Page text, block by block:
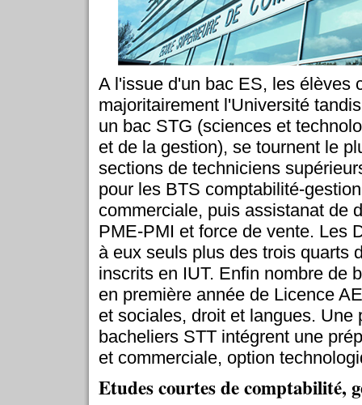
A l'issue d'un bac ES, les élèves
majoritairement l'Université
un bac STG (sciences et
et de la gestion), se tournent le
sections de techniciens
pour les BTS comptabilité-
commerciale, puis assistanat de
PME-PMI et force de vente. Les
à eux seuls plus des trois quarts
inscrits en IUT. Enfin nombre de
en première année de Licence
et sociales, droit et langues. Une
bacheliers STT intégrent une
et commerciale, option
Etudes courtes de comptabilité,